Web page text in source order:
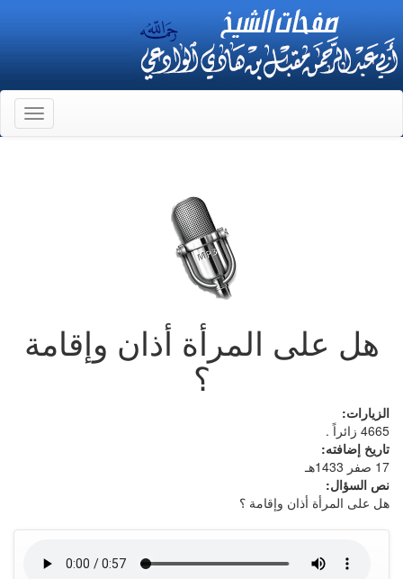
هل على المرأة أذان وإقامة
؟
الزيارات:
4665 زائراً .
تاريخ إضافته:
17 صفر 1433هـ
نص السؤال:
هل على المرأة أذان وإقامة ؟